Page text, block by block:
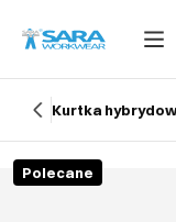
Kurtka
Polecane